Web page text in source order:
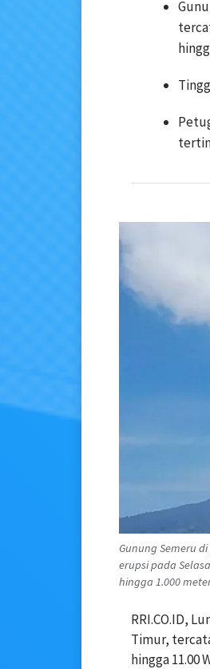
Gunung Semeru
erupsi pada
hingga 1.000
RRI.CO.ID,
Timur,
hingga 11.00